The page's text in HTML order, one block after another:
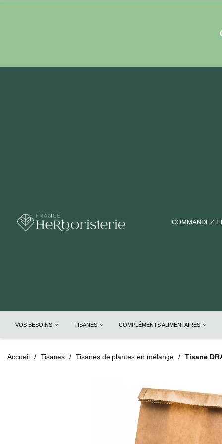
COMMANDEZ
VOS BESOINS TISANES COMPLÉMENTS ALIMENTAIRES
Accueil Tisanes Tisanes de plantes en mélange Tisane